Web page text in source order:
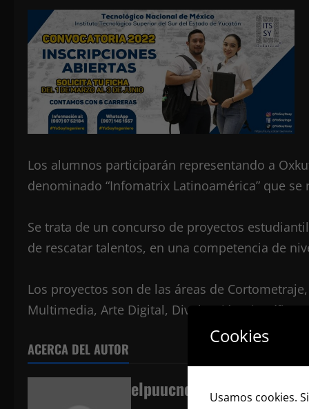
Los alumnos participarán representando a
denominado “Infomatrix Latinoamérica” que
Se trata de un concurso de proyectos
de rescatar talentos, en una competencia de
Los proyectos son de las áreas de
Multimedia, Arte Digital, Divulgación Científica
ACERCA DEL AUTOR
elpuucnoticias
Cookies
Usamos cookies.